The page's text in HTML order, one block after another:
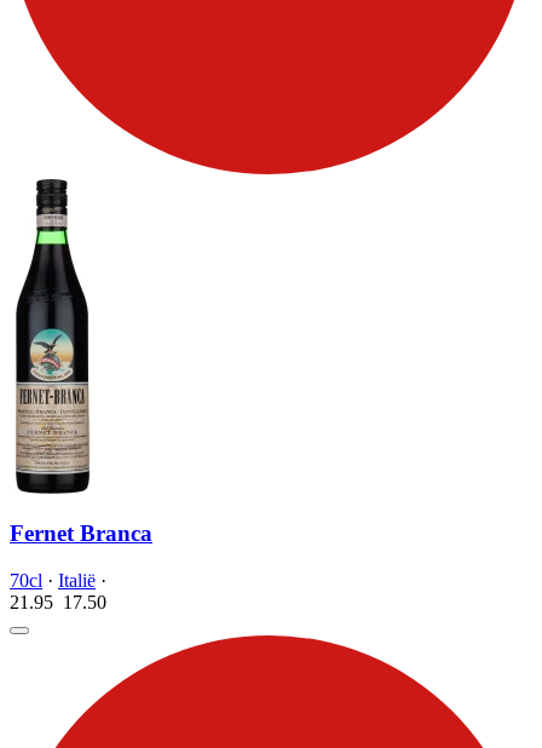
Fernet Branca
70cl · Italië ·
21.95 17.50